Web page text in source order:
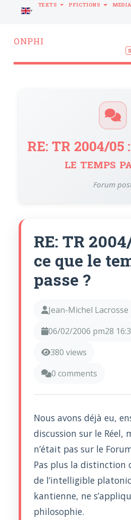
ONPHI
RE: TR 2004/05
le temps
Forum
RE: TR
ce que le
passe ?
Jean-Michel Lacrosse
06/02/2006 pm28
380 views
0 comments
Nous avons déjà eu,
discussion sur le Réel,
n’était pas sur le
Pas plus la distinction
de l’intelligible
kantienne, ne
philosophie.
LANGUAGE
TEXTS PFICTIONS MEDIA